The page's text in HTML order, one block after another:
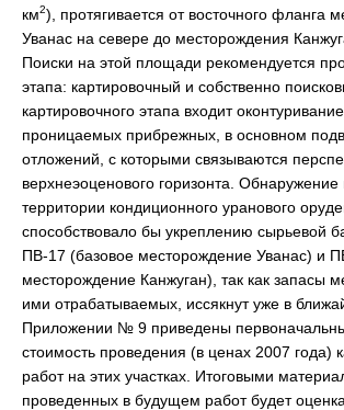
км2), протягивается от восточного фланга
Уванас на севере до месторождения
Поиски на этой площади рекомендуется
этапа: картировочный и собственно
картировочного этапа входит
проницаемых прибрежных, в основном
отложений, с которыми связываются
верхнеэоценового горизонта.
территории кондиционного уранового
способствовало бы укреплению сырьевой
ПВ-17 (базовое месторождение Уванас) и
месторождение Канжуган), так как запасы
ими отрабатываемых, иссякнут уже в
Приложении № 9 приведены
стоимость проведения (в ценах 2007 года)
работ на этих участках. Итоговыми
проведенных в будущем работ будет